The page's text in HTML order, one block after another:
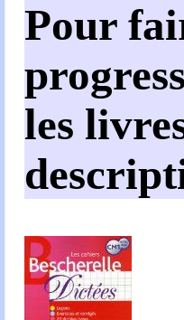
Pour
les